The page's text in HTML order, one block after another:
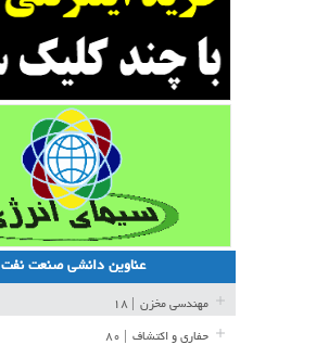
عناوین دانشی صنعت نفت
مهندسی مخزن
حفاری و اکتشاف